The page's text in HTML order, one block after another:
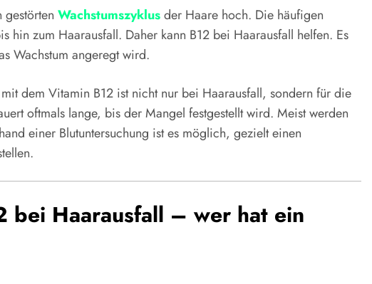
Wachstumszyklusder Haare hoch. Die häufigen
hin zum Haarausfall. Daher kann B12 bei Haarausfall helfen. Es
Wachstum angeregt wird.
dem Vitamin B12 ist nicht nur bei Haarausfall, sondern für die
oftmals lange, bis der Mangel festgestellt wird. Meist werden
einer Blutuntersuchung ist es möglich, gezielt einen
bei Haarausfall – wer hat ein